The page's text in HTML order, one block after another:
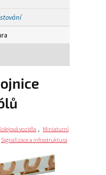
vozidla , Miniaturní
Signalizace a infrastruktura